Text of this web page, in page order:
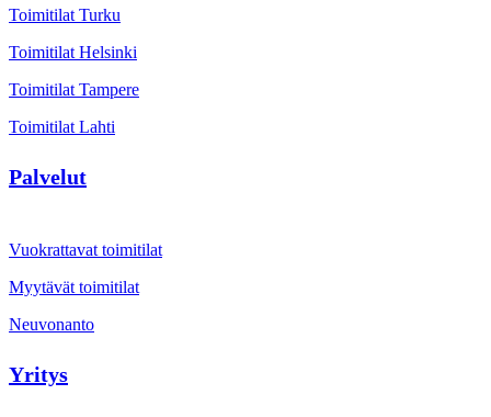
Toimitilat Turku
Toimitilat Helsinki
Toimitilat Tampere
Toimitilat Lahti
Palvelut
Vuokrattavat toimitilat
Myytävät toimitilat
Neuvonanto
Yritys